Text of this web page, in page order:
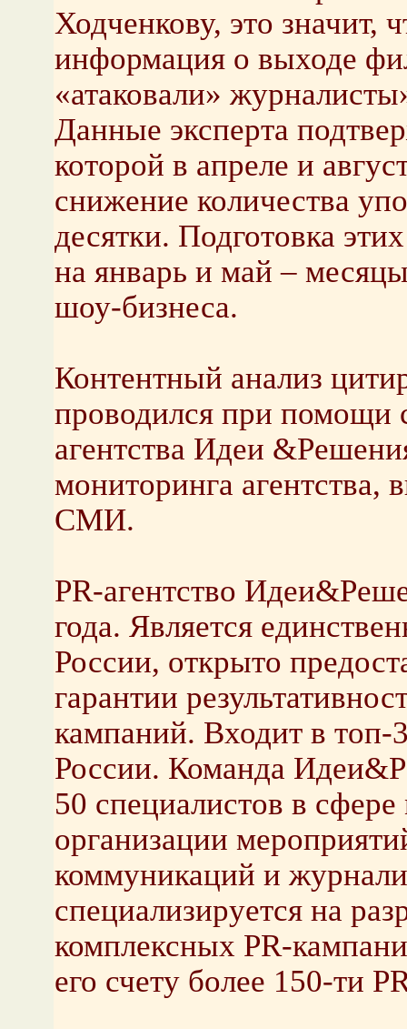
Ходченкову, это значит,
информация о выходе
«атаковали»
Данные эксперта
которой в апреле и
снижение количества
десятки. Подготовка
на январь и май –
шоу-бизнеса.
Контентный анализ
проводился при помощи
агентства Идеи
мониторинга
СМИ.
PR-агентство
года. Является
России, открыто
гарантии
кампаний. Входит в топ-
России. Команда
50 специалистов в
организации
коммуникаций и
специализируется на
комплексных PR-
его счету более 150-ти